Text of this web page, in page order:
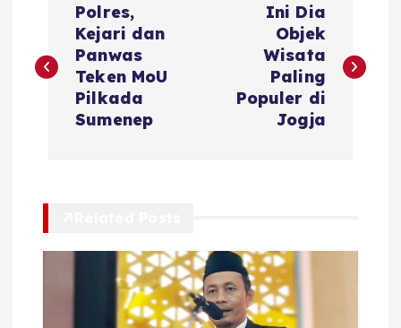
v
a
s
Polres,
Kejari dan
Panwas
Teken MoU
Pilkada
Sumenep
Ini Dia
Objek
Wisata
Paling
Populer di
Jogja